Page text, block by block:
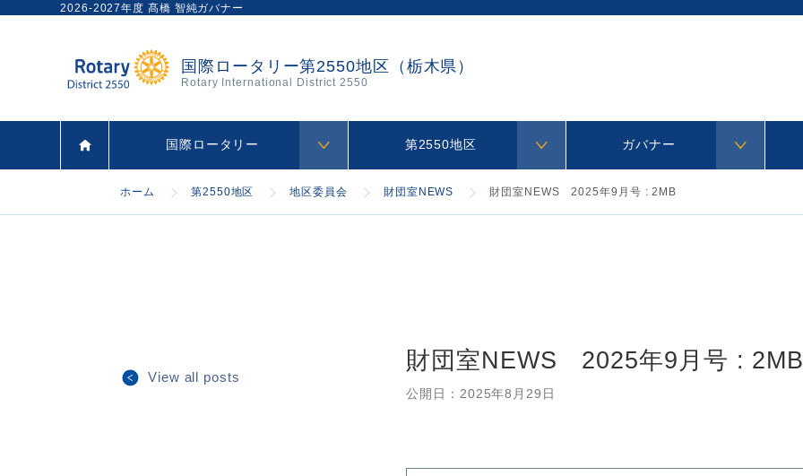
国際ロータリー第2550地区（栃木県）
Rotary International District 2550
2026-2027年度 髙橋 智純ガバナー
国際ロータリー 第2550地区 ガバナー
ホーム 第2550地区 地区委員会 財団室NEWS 財団室NEWS 2025年9月号 : 2MB
財団室NEWS 2025年9月号 : 2MB
公開日： 2025年8月29日
View all posts